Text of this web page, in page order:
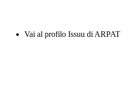
Vai al profilo Issuu di ARPAT